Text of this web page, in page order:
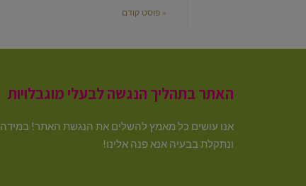
« פוסט קודם
האתר בתהליך הנגשה לבעלי מוגבלויות
אנו עושים כל מאמץ להשלים את הנגשת האתר! במידה
ונתקלת בבעיה אנא פנה אלינו!